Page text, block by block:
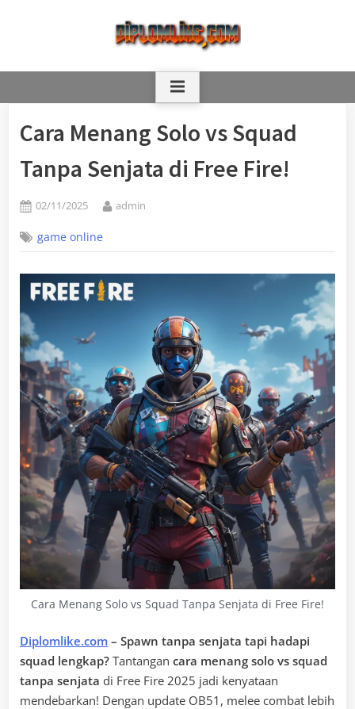
Cara Menang Solo vs Squad
Tanpa Senjata di Free Fire!
Posted
02/11/2025 By
admin
game online
Cara Menang Solo vs Squad Tanpa Senjata di Free Fire!
Diplomlike.com – Spawn tanpa senjata tapi hadapi
squad lengkap? Tantangan cara menang solo vs squad
tanpa senjata di Free Fire 2025 jadi kenyataan
mendebarkan! Dengan update OB51, melee combat lebih